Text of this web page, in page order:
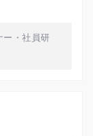
ー・社員研